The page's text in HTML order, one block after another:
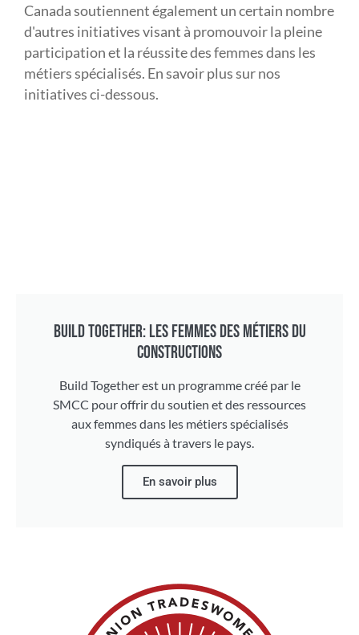
Canada soutiennent également un certain nombre
d'autres initiatives visant à promouvoir la pleine
participation et la réussite des femmes dans les
métiers spécialisés. En savoir plus sur nos
initiatives ci-dessous.
BUILD TOGETHER: LES FEMMES DES MÉTIERS DU
CONSTRUCTIONS
Build Together est un programme créé par le
SMCC pour offrir du soutien et des ressources
aux femmes dans les métiers spécialisés
syndiqués à travers le pays.
En savoir plus